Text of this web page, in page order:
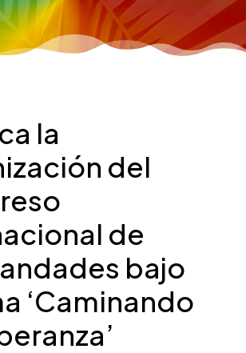
la
del
de
bajo
‘Caminando